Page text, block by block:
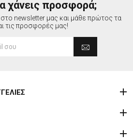
χάνεις προσφορά;
newsletter μας και μάθε πρώτος τα
τις προσφορές μας!